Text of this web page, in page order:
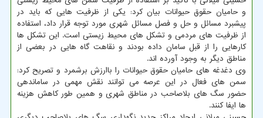
و حامیان حقوق حیوانات بیان کرد: یکی از ظرفیت هایی که باید در
پیشبرد مسائل و حل و فصل مسائل شهری مورد توجه قرار داد، استفاده
از ظرفیت های مردمی و تشکل های محیط زیستی است. این تشکل ها
کارهایی را از قبل سامان داده بودند و نقاهت گاه هایی در بعضی از
مناطق دیگر به وجود آورده اند.
وی دغدغه های حامیان حقوق حیوانات را باارزش برشمرد و تصریح کرد:
سمن های فعال در این عرصه می توانند نقش مهمی در ساماندهی
حضور سگ های بلاصاحب در مناطق شهری و همین طور کاهش هزینه
ها ایفا کنند.